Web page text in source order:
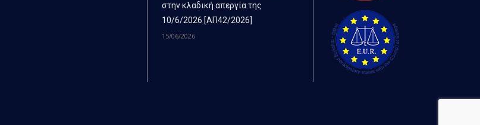
στην κλαδική απεργία της
10/6/2026 [ΑΠ42/2026]
15/06/2026